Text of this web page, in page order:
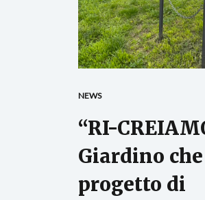
NEWS
“RI-
Giardino
progetto di